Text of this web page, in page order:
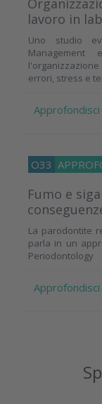
lavoro in
Uno studio
Management
errori, stress e
Approfondisci
O33
Fumo e
La parodontite
parla in un
Periodontology
Approfondisci